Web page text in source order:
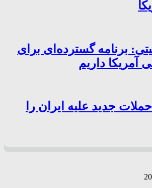
برنامه گسترده‌ای برای
آمریکا داریم
جدید علیه ایران را
20